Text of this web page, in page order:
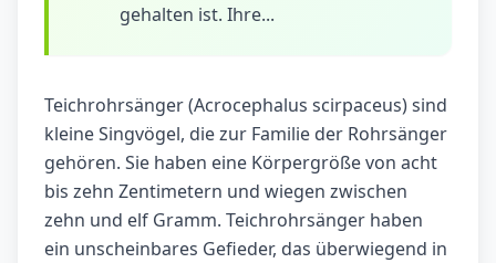
gehalten ist. Ihre...
Teichrohrsänger (Acrocephalus scirpaceus) sind
kleine Singvögel, die zur Familie der Rohrsänger
gehören. Sie haben eine Körpergröße von acht
bis zehn Zentimetern und wiegen zwischen
zehn und elf Gramm. Teichrohrsänger haben
ein unscheinbares Gefieder, das überwiegend in